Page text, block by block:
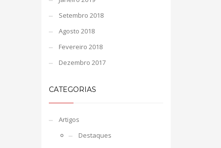
Setembro 2018
Agosto 2018
Fevereiro 2018
Dezembro 2017
CATEGORIAS
Artigos
Destaques